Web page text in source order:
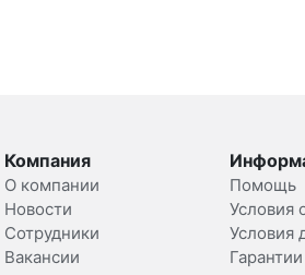
Компания
О компании
Новости
Сотрудники
Вакансии
Помощь
Условия
Условия
Гарантии